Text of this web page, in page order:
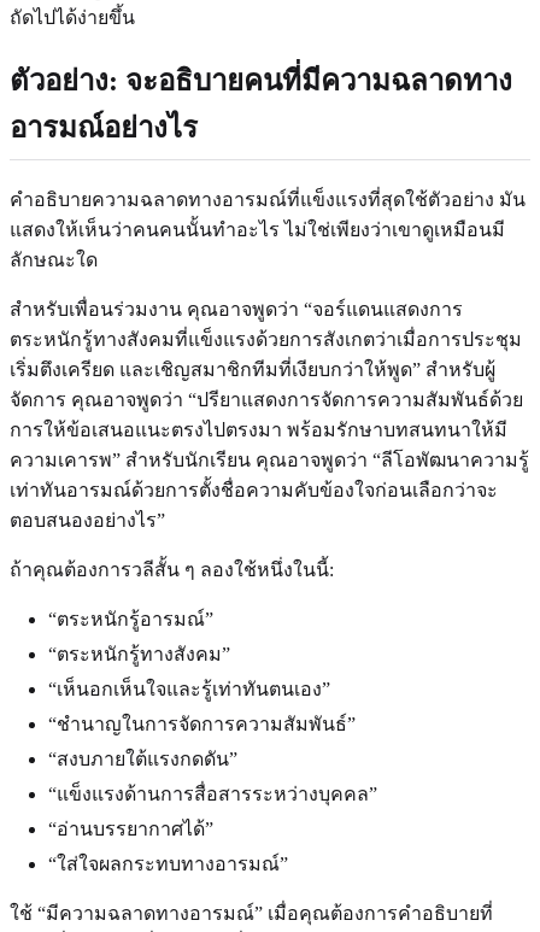
ถัดไปได้ง่ายขึ้น
ตัวอย่าง: จะอธิบายคนที่มีความฉลาดทาง
อารมณ์อย่างไร
คำอธิบายความฉลาดทางอารมณ์ที่แข็งแรงที่สุดใช้ตัวอย่าง มัน
แสดงให้เห็นว่าคนคนนั้นทำอะไร ไม่ใช่เพียงว่าเขาดูเหมือนมี
ลักษณะใด
สำหรับเพื่อนร่วมงาน คุณอาจพูดว่า “จอร์แดนแสดงการ
ตระหนักรู้ทางสังคมที่แข็งแรงด้วยการสังเกตว่าเมื่อการประชุม
เริ่มตึงเครียด และเชิญสมาชิกทีมที่เงียบกว่าให้พูด” สำหรับผู้
จัดการ คุณอาจพูดว่า “ปรียาแสดงการจัดการความสัมพันธ์ด้วย
การให้ข้อเสนอแนะตรงไปตรงมา พร้อมรักษาบทสนทนาให้มี
ความเคารพ” สำหรับนักเรียน คุณอาจพูดว่า “ลีโอพัฒนาความรู้
เท่าทันอารมณ์ด้วยการตั้งชื่อความคับข้องใจก่อนเลือกว่าจะ
ตอบสนองอย่างไร”
ถ้าคุณต้องการวลีสั้น ๆ ลองใช้หนึ่งในนี้:
“ตระหนักรู้อารมณ์”
“ตระหนักรู้ทางสังคม”
“เห็นอกเห็นใจและรู้เท่าทันตนเอง”
“ชำนาญในการจัดการความสัมพันธ์”
“สงบภายใต้แรงกดดัน”
“แข็งแรงด้านการสื่อสารระหว่างบุคคล”
“อ่านบรรยากาศได้”
“ใส่ใจผลกระทบทางอารมณ์”
ใช้ “มีความฉลาดทางอารมณ์” เมื่อคุณต้องการคำอธิบายที่